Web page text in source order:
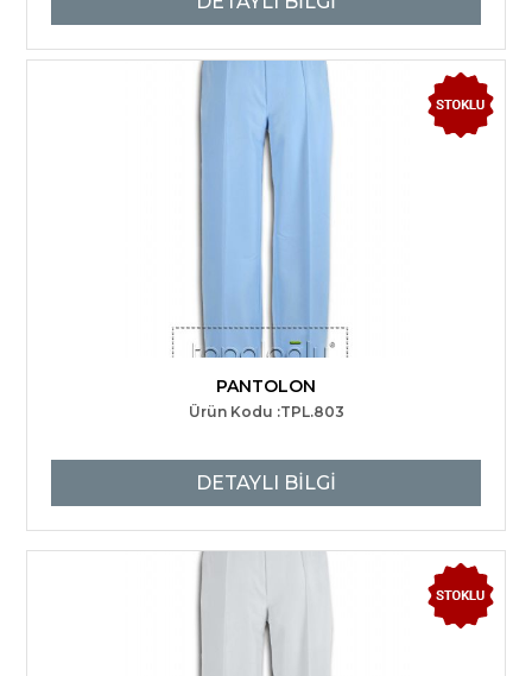
PANTOLON
Ürün Kodu :TPL.803
DETAYLI BİLGİ